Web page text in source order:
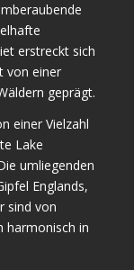
erstreckt sich
von einer
geprägt.
einer Vielzahl
Lake
umliegenden
Englands,
sind von
harmonisch in